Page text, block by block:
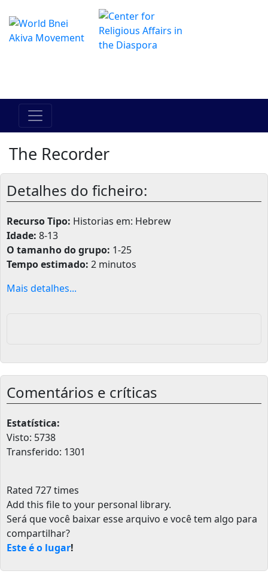
The Recorder
Detalhes do ficheiro:
Recurso Tipo: Historias em: Hebrew
Idade: 8-13
O tamanho do grupo: 1-25
Tempo estimado: 2 minutos
Mais detalhes...
Comentários e críticas
Estatística:
Visto: 5738
Transferido: 1301
Rated 727 times
Add this file to your personal library.
Será que você baixar esse arquivo e você tem algo para
compartilhar?
Este é o lugar!